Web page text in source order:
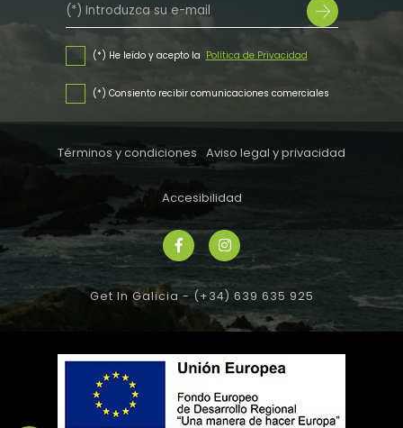
(*) He leído y acepto la Política de Privacidad
(*) Consiento recibir comunicaciones comerciales
Términos y condiciones Aviso legal y privacidad
Accesibilidad
Get In Galicia - (+34) 639 635 925